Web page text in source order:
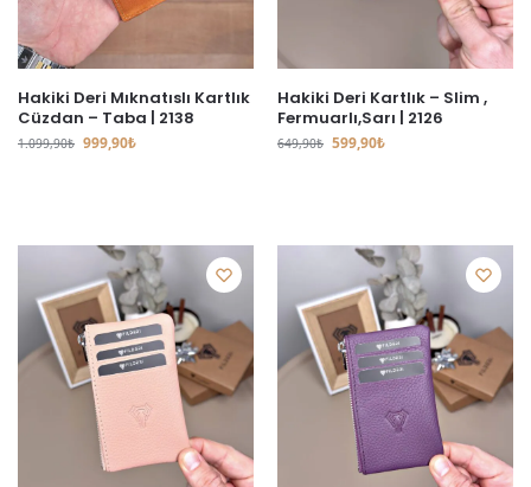
Hakiki Deri Mıknatıslı Kartlık
Cüzdan – Taba | 2138
1.099,90₺ 999,90₺
Hakiki Deri Kartlık – Slim ,
Fermuarlı,Sarı | 2126
649,90₺ 599,90₺